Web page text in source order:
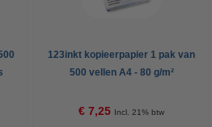
123inkt kopieerpapier 1 pak van
500 vellen A4 - 80 g/m²
€ 7,25 Incl. 21% btw